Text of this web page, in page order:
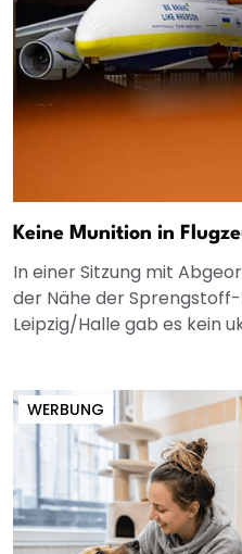
Keine Munition in
In einer Sitzung mit
der Nähe der
Leipzig/Halle gab es kein
WERBUNG